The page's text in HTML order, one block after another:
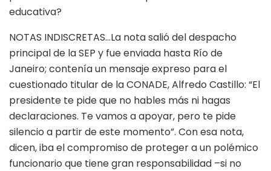
educativa?
NOTAS INDISCRETAS…La nota salió del despacho
principal de la SEP y fue enviada hasta Río de
Janeiro; contenía un mensaje expreso para el
cuestionado titular de la CONADE, Alfredo Castillo: “El
presidente te pide que no hables más ni hagas
declaraciones. Te vamos a apoyar, pero te pide
silencio a partir de este momento”. Con esa nota,
dicen, iba el compromiso de proteger a un polémico
funcionario que tiene gran responsabilidad –si no